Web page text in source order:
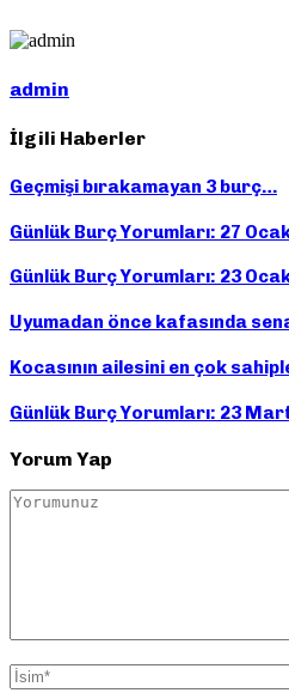
admin
İlgili Haberler
Geçmişi bırakamayan 3 burç…
Günlük Burç Yorumları: 27
Günlük Burç Yorumları: 23
Uyumadan önce kafasında
Kocasının ailesini en çok
Günlük Burç Yorumları: 23
Yorum Yap